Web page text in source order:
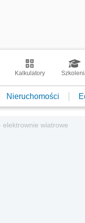
Kalkulatory
Nieruchomości
elektrownie wiatrowe